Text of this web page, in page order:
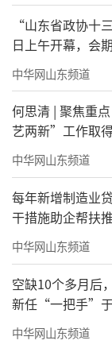
助写作审稿
作者顺序更
取与可靠性
细致解答，
厚，大家纷
“山东省政协十
日上午开幕，会
中华网山东频道
何思清 | 聚焦重
艺两新”工作取
中华网山东频道
每年新增制造业
干措施助企帮扶
中华网山东频道
空缺10个多月后
新任“一把手”
中华网山东频道